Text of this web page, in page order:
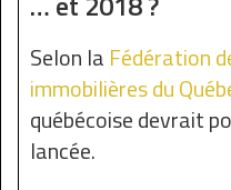
Selon la Fédération
immobilières du
québécoise devrait
lancée.